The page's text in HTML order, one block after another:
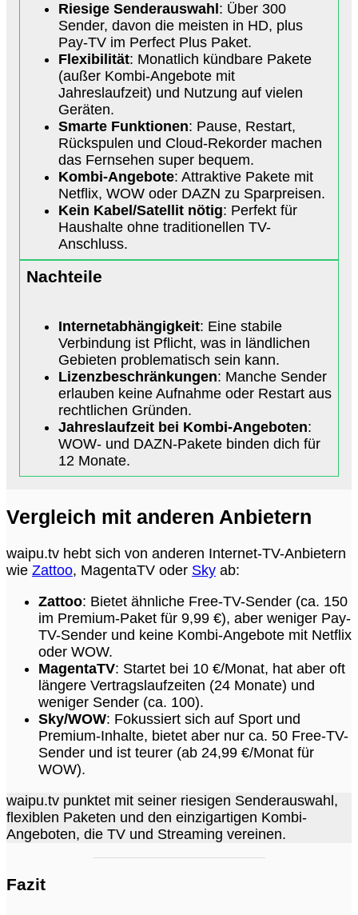
Riesige Senderauswahl : Über 300
Sender, davon die meisten in HD, plus
Pay-TV im Perfect Plus Paket.
Flexibilität: Monatlich kündbare Pakete
(außer Kombi-Angebote mit
Jahreslaufzeit) und Nutzung auf vielen
Geräten.
Smarte Funktionen: Pause, Restart,
Rückspulen und Cloud-Rekorder machen
das Fernsehen super bequem.
Kombi-Angebote: Attraktive Pakete mit
Netflix, WOW oder DAZN zu Sparpreisen.
Kein Kabel/Satellit nötig: Perfekt für
Haushalte ohne traditionellen TV-
Anschluss.
Nachteile
Internetabhängigkeit: Eine stabile
Verbindung ist Pflicht, was in ländlichen
Gebieten problematisch sein kann.
Lizenzbeschränkungen: Manche Sender
erlauben keine Aufnahme oder Restart aus
rechtlichen Gründen.
Jahreslaufzeit bei Kombi-Angeboten:
WOW- und DAZN-Pakete binden dich für
12 Monate.
Vergleich mit anderen Anbietern
waipu.tv hebt sich von anderen Internet-TV-Anbietern
wie Zattoo, MagentaTV oder Sky ab:
Zattoo: Bietet ähnliche Free-TV-Sender (ca. 150
im Premium-Paket für 9,99 €), aber weniger Pay-
TV-Sender und keine Kombi-Angebote mit Netflix
oder WOW.
MagentaTV: Startet bei 10 €/Monat, hat aber oft
längere Vertragslaufzeiten (24 Monate) und
weniger Sender (ca. 100).
Sky/WOW: Fokussiert sich auf Sport und
Premium-Inhalte, bietet aber nur ca. 50 Free-TV-
Sender und ist teurer (ab 24,99 €/Monat für
WOW).
waipu.tv punktet mit seiner riesigen Senderauswahl,
flexiblen Paketen und den einzigartigen Kombi-
Angeboten, die TV und Streaming vereinen.
Fazit